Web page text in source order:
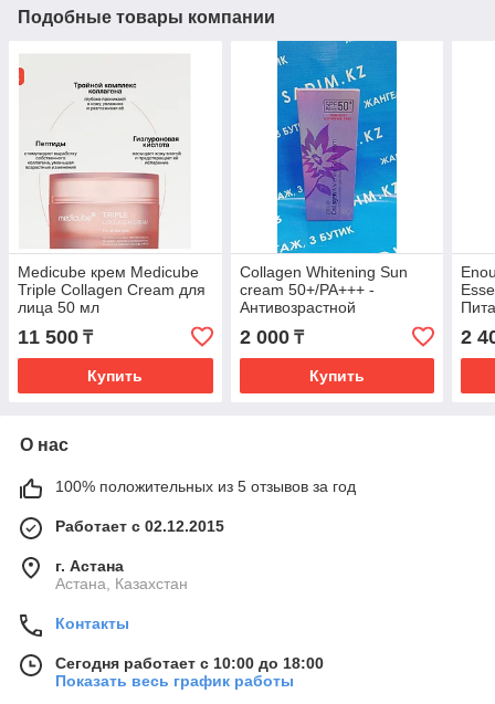
Подобные товары компании
Medicube крем Medicube
Triple Collagen Cream для
лица 50 мл
11 500 ₸
Купить
Collagen Whitening Sun
cream 50+/PA+++ -
Антивозрастной
коллагеновый
солнцезащитный крем
2 000₸
Купить
2
О нас
100% положительных из 5 отзывов за год
Работает с 02.12.2015
г. Астана
Астана, Казахстан
Контакты
Сегодня работает с 10:00 до 18:00
Показать весь график работы